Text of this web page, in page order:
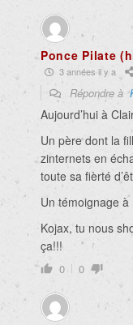
Ponce Pilate
3 années il y a
Répondre à
Aujourd’hui à
Un père dont la
zinternets en
toute sa fièrté
Un témoignage
Kojax, tu nous
ça!!!
0 0